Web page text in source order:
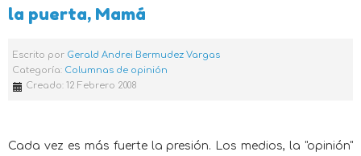
la puerta, Mamá
Escrito por Gerald Andrei Bermudez Vargas
Categoría: Columnas de opinión
Creado: 12 Febrero 2008
Cada vez es más fuerte la presión. Los medios, la "opinión"